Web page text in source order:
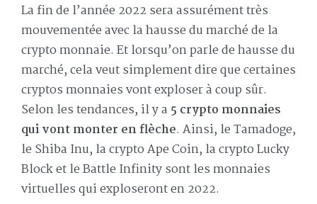
La fin de l’année 2022 sera assurément très
mouvementée avec la hausse du marché de la
crypto monnaie. Et lorsqu’on parle de hausse du
marché, cela veut simplement dire que certaines
cryptos monnaies vont exploser à coup sûr.
Selon les tendances, il y a 5 crypto monnaies
qui vont monter en flèche. Ainsi, le Tamadoge,
le Shiba Inu, la crypto Ape Coin, la crypto Lucky
Block et le Battle Infinity sont les monnaies
virtuelles qui exploseront en 2022.